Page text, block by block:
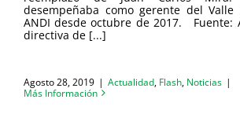
desempeñaba como gerente del
ANDI desde octubre de 2017. Fuente:
directiva de [...]
Agosto 28, 2019 | Actualidad, Flash, Noticias |
Más Información